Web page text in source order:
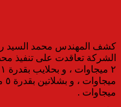
كشف المهندس محمد السيد
الشركة تعاقدت على تنفيذ
ميجاوات .